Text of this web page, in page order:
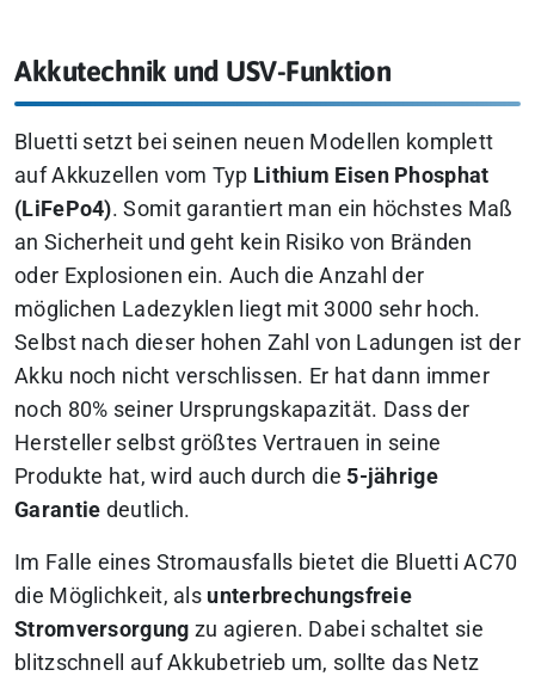
Akkutechnik und USV-Funktion
Bluetti setzt bei seinen neuen Modellen komplett
auf Akkuzellen vom Typ Lithium Eisen Phosphat
(LiFePo4). Somit garantiert man ein höchstes Maß
an Sicherheit und geht kein Risiko von Bränden
oder Explosionen ein. Auch die Anzahl der
möglichen Ladezyklen liegt mit 3000 sehr hoch.
Selbst nach dieser hohen Zahl von Ladungen ist der
Akku noch nicht verschlissen. Er hat dann immer
noch 80% seiner Ursprungskapazität. Dass der
Hersteller selbst größtes Vertrauen in seine
Produkte hat, wird auch durch die 5-jährige
Garantie deutlich.
Im Falle eines Stromausfalls bietet die Bluetti AC70
die Möglichkeit, als unterbrechungsfreie
Stromversorgung zu agieren. Dabei schaltet sie
blitzschnell auf Akkubetrieb um, sollte das Netz